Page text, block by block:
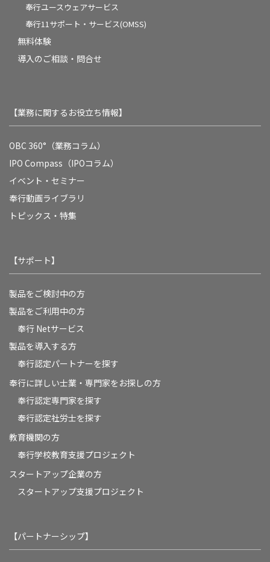
奉行ユースウェアサービス
奉行11サポート・サービス(OMSS)
無料体験
導入のご相談・問合せ
【業務に関するお役立ち情報】
OBC 360°（業務コラム）
IPO Compass（IPOコラム）
イベント・セミナー
奉行動画ライブラリ
トピックス・特集
【サポート】
製品をご検討中の方
製品をご利用中の方
奉行 Netサービス
製品を導入する方
奉行認定パートナーを探す
奉行に詳しい士業・専門家をお探しの方
奉行認定専門家を探す
奉行認定社労士を探す
教育機関の方
奉⾏学校教育⽀援プロジェクト
スタートアップ企業の方
スタートアップ支援プロジェクト
【パートナーシップ】